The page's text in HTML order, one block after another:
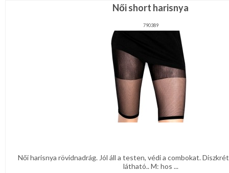
Női short harisnya
790389
Női harisnya rövidnadrág. Jól áll a testen, védi a combokat.
látható.. M: hos ...